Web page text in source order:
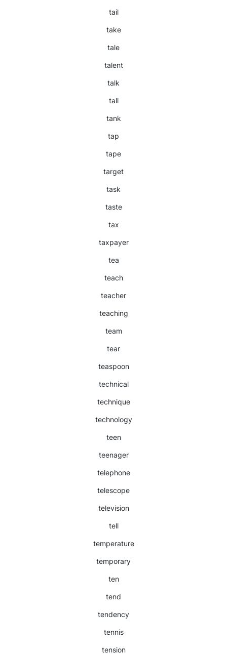
tail
take
tale
talent
talk
tall
tank
tap
tape
target
task
taste
tax
taxpayer
tea
teach
teacher
teaching
team
tear
teaspoon
technical
technique
technology
teen
teenager
telephone
telescope
television
tell
temperature
temporary
ten
tend
tendency
tennis
tension